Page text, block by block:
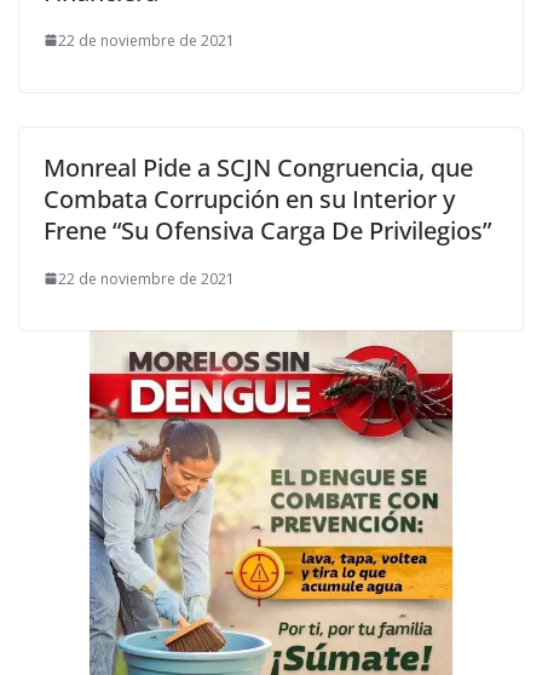
22 de noviembre de 2021
Monreal Pide a SCJN Congruencia, que
Combata Corrupción en su Interior y
Frene “Su Ofensiva Carga De Privilegios”
22 de noviembre de 2021